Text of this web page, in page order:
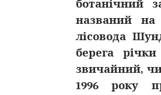
ботанічний
названий на
лісовода
берега
звичайний,
1996 року